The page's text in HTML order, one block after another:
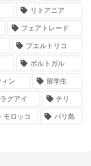
リトアニア
フェアトレード
プエルトリコ
ポルトガル
ン 留学生
グアイ チリ
モロッコ バリ島